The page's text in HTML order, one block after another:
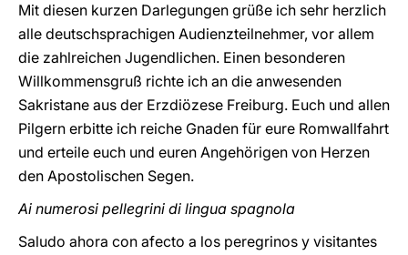
Mit diesen kurzen Darlegungen grüße ich sehr herzlich
alle deutschsprachigen Audienzteilnehmer, vor allem
die zahlreichen Jugendlichen. Einen besonderen
Willkommensgruß richte ich an die anwesenden
Sakristane aus der Erzdiözese Freiburg. Euch und allen
Pilgern erbitte ich reiche Gnaden für eure Romwallfahrt
und erteile euch und euren Angehörigen von Herzen
den Apostolischen Segen.
Ai numerosi pellegrini di lingua spagnola
Saludo ahora con afecto a los peregrinos y visitantes